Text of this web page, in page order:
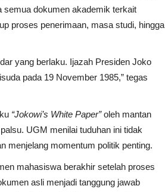
dokumen akademik terkait
proses penerimaan, masa studi, hingga
yang berlaku. Ijazah Presiden Joko
pada 19 November 1985,” tegas
“Jokowi’s White Paper”oleh mantan
UGM menilai tuduhan ini tidak
menjelang momentum politik penting.
mahasiswa berakhir setelah proses
asli menjadi tanggung jawab